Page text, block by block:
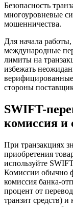
Безопасность
многоуровневые
мошенничества.
Для начала
международные
лимиты на
избежать
стороны
SWIFT-
комиссия и
При транзакциях
приобретения
используйте
Комиссии обычно
комиссия банка-
процент от
транзит средств)